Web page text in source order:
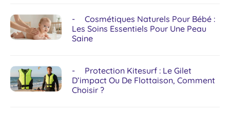
Cosmétiques Naturels Pour Bébé :
Les Soins Essentiels Pour Une Peau
Saine
Protection Kitesurf : Le Gilet
D’impact Ou De Flottaison, Comment
Choisir ?